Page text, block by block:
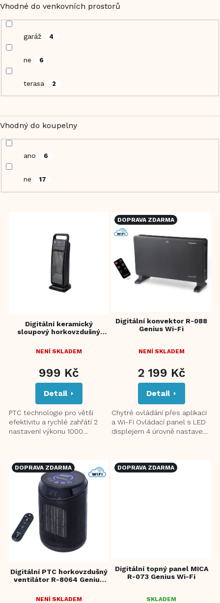
Vhodné do venkovních prostorů
garáž 4
ne 6
terasa 2
Vhodný do koupelny
ano 6
ne 17
Digitální keramický
sloupový horkovzdušný
NENÍ SKLADEM
999 Kč
Detail
PTC technologie pro větší
efektivitu a rychlé zahřátí 2
nastavení výkonu 1000
DOPRAVA ZDARMA
Digitální konvektor R-088
Genius Wi-Fi
NENÍ SKLADEM
2 199 Kč
Detail
Chytré ovládání přes aplikaci
a Wi-Fi Ovládací panel s LED
displejem 4 úrovně nastavení
DOPRAVA ZDARMA
Digitální PTC horkovzdušný
ventilátor R-8064 Genius
NENÍ SKLADEM
DOPRAVA ZDARMA
Digitální topný panel MICA
R-073 Genius Wi-Fi
SKLADEM